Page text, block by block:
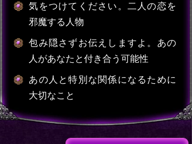
気をつけてください。二人の恋を
邪魔する人物
包み隠さずお伝えしますよ。あの
人があなたと付き合う可能性
あの人と特別な関係になるために
大切なこと